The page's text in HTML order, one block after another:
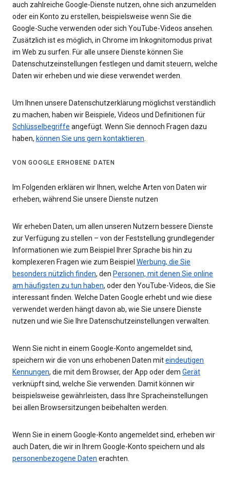
auch zahlreiche Google-Dienste nutzen, ohne sich anzumelden
oder ein Konto zu erstellen, beispielsweise wenn Sie die
Google-Suche verwenden oder sich YouTube-Videos ansehen.
Zusätzlich ist es möglich, in Chrome im Inkognitomodus privat
im Web zu surfen. Für alle unsere Dienste können Sie
Datenschutzeinstellungen festlegen und damit steuern, welche
Daten wir erheben und wie diese verwendet werden.
Um Ihnen unsere Datenschutzerklärung möglichst verständlich
zu machen, haben wir Beispiele, Videos und Definitionen für
Schlüsselbegriffe angefügt. Wenn Sie dennoch Fragen dazu
haben, können Sie uns gern kontaktieren.
VON GOOGLE ERHOBENE DATEN
Im Folgenden erklären wir Ihnen, welche Arten von Daten wir
erheben, während Sie unsere Dienste nutzen
Wir erheben Daten, um allen unseren Nutzern bessere Dienste
zur Verfügung zu stellen – von der Feststellung grundlegender
Informationen wie zum Beispiel Ihrer Sprache bis hin zu
komplexeren Fragen wie zum Beispiel Werbung, die Sie
besonders nützlich finden, den Personen, mit denen Sie online
am häufigsten zu tun haben, oder den YouTube-Videos, die Sie
interessant finden. Welche Daten Google erhebt und wie diese
verwendet werden hängt davon ab, wie Sie unsere Dienste
nutzen und wie Sie Ihre Datenschutzeinstellungen verwalten.
Wenn Sie nicht in einem Google-Konto angemeldet sind,
speichern wir die von uns erhobenen Daten miteindeutigen
Kennungen, die mit dem Browser, der App oder dem Gerät
verknüpft sind, welche Sie verwenden. Damit können wir
beispielsweise gewährleisten, dass Ihre Spracheinstellungen
bei allen Browsersitzungen beibehalten werden.
Wenn Sie in einem Google-Konto angemeldet sind, erheben wir
auch Daten, die wir in Ihrem Google-Konto speichern und als
personenbezogene Daten erachten.